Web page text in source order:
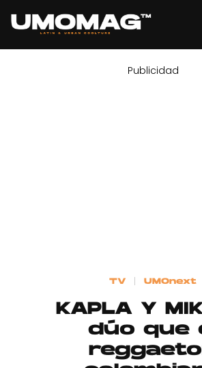
Contacto
Publicidad
TV UMOnext
KAPLA Y
dúo que